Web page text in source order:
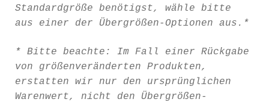
Standardgröße benötigst, wähle bitte
aus einer der Übergrößen-Optionen aus.*
* Bitte beachte: Im Fall einer Rückgabe
von größenveränderten Produkten,
erstatten wir nur den ursprünglichen
Warenwert, nicht den Übergrößen-